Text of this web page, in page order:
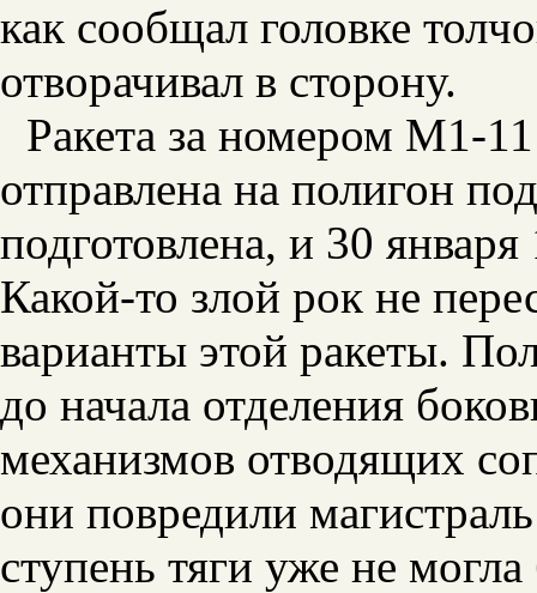
как сообщал головке
отворачивал в сторону.
Ракета за номером М1-
отправлена на полигон
подготовлена, и 30
Какой-то злой рок не
варианты этой ракеты.
до начала отделения
механизмов отводящих
они повредили
ступень тяги уже не